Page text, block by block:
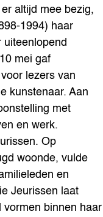
altijd mee bezig,
1994) haar
mei gaf
lezers van
kunstenaar. Aan
met
en werk.
Op
woonde, vulde
en
Jeurissen laat
binnen haar